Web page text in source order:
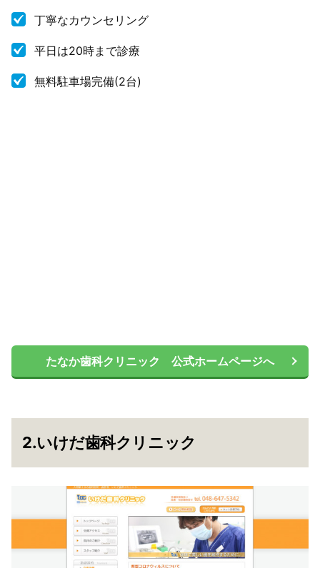
丁寧なカウンセリング
平日は20時まで診療
無料駐車場完備(2台)
たなか歯科クリニック 公式ホームページへ
2.いけだ歯科クリニック